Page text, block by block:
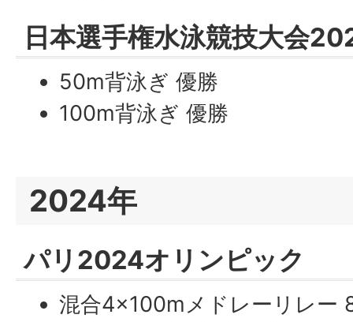
日本選手権水泳競技大会
50m背泳ぎ 優勝
100m背泳ぎ 優勝
2024年
パリ2024オリンピック
混合4×100mメドレーリレー